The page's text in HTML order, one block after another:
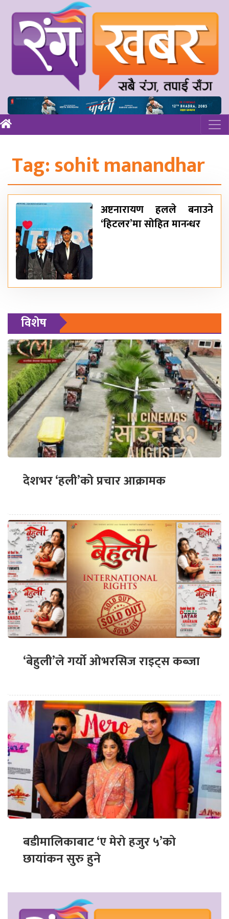
Tag:sohit manandhar
अष्टनारायण हलले बनाउने
‘हिटलर’मा सोहित मानन्धर
विशेष
देशभर ‘हली’को प्रचार आक्रामक
‘बेहुली’ले गर्यो ओभरसिज राइट्स कब्जा
बडीमालिकाबाट ‘ए मेरो हजुर ५’को
छायांकन सुरु हुने